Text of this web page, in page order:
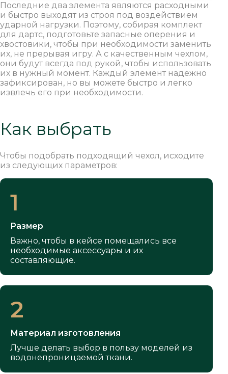
Последние два элемента являются расходными
и быстро выходят из строя под воздействием
ударной нагрузки. Поэтому, собирая комплект
для дартс, подготовьте запасные оперения и
хвостовики, чтобы при необходимости заменить
их, не прерывая игру. А с качественным чехлом,
они будут всегда под рукой, чтобы использовать
их в нужный момент. Каждый элемент надежно
зафиксирован, но вы можете быстро и легко
извлечь его при необходимости.
Как выбрать
Чтобы подобрать подходящий чехол, исходите
из следующих параметров:
1
Размер
Важно, чтобы в кейсе помещались все
необходимые аксессуары и их
составляющие.
2
Материал изготовления
Лучше делать выбор в пользу моделей из
водонепроницаемой ткани.